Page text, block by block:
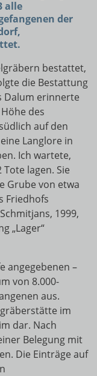
alle
der
bestattet,
die Bestattung
Dalum erinnerte
des
auf den
Langlore in
Ich wartete,
lagen. Sie
Grube von etwa
Friedhofs
1999,
„Lager“
angegebenen –
von 8.000-
aus.
im
dar. Nach
Belegung mit
Die Einträge auf